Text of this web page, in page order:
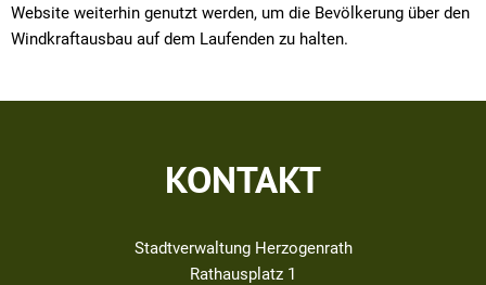
Website weiterhin genutzt werden, um die Bevölkerung über den
Windkraftausbau auf dem Laufenden zu halten.
KONTAKT
Stadtverwaltung Herzogenrath
Rathausplatz 1